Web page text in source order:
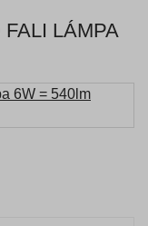
LÁMPA